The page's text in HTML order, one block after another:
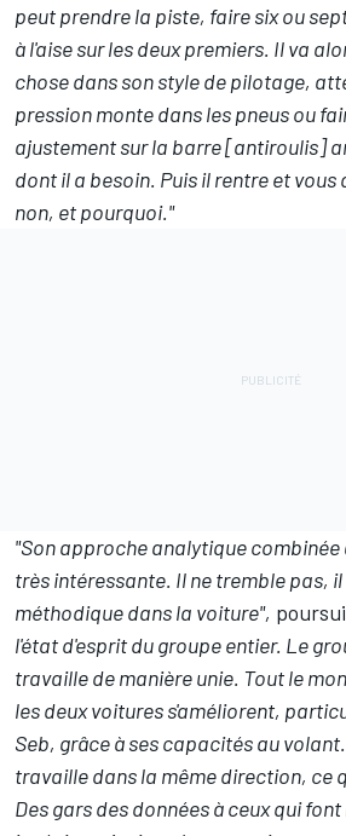
peut prendre la piste, faire six ou
à l'aise sur les deux premiers. Il va
chose dans son style de pilotage,
pression monte dans les pneus ou
ajustement sur la barre [antiroulis]
dont il a besoin. Puis il rentre et vous
non, et pourquoi."
"Son approche analytique combinée
très intéressante. Il ne tremble pas,
méthodique dans la voiture",
l'état d'esprit du groupe entier. Le
travaille de manière unie. Tout le
les deux voitures s'améliorent,
Seb, grâce à ses capacités au
travaille dans la même direction, ce
Des gars des données à ceux qui